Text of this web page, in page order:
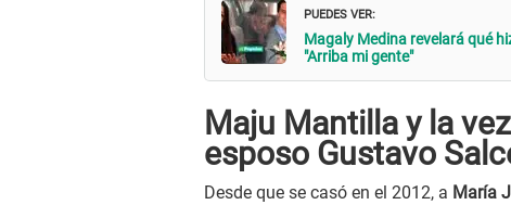
PUEDES VER:
Magaly Medina revelará qué
"Arriba mi gente"
Maju Mantilla y la
esposo Gustavo
Desde que se casó en el 2012, a María